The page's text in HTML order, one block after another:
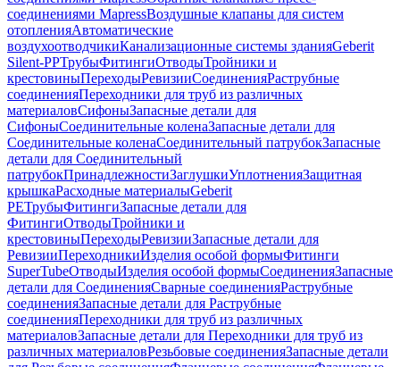
соединениями MapressВоздушные клапаны для систем
отопленияАвтоматические
воздухоотводчикиКанализационные системы зданияGeberit
Silent-PPТрубыФитингиОтводыТройники и
крестовиныПереходыРевизииСоединенияРаструбные
соединенияПереходники для труб из различных
материаловСифоныЗапасные детали для
СифоныСоединительные коленаЗапасные детали для
Соединительные коленаСоединительный патрубокЗапасные
детали для Соединительный
патрубокПринадлежностиЗаглушкиУплотненияЗащитная
крышкаРасходные материалыGeberit
PEТрубыФитингиЗапасные детали для
ФитингиОтводыТройники и
крестовиныПереходыРевизииЗапасные детали для
РевизииПереходникиИзделия особой формыФитинги
SuperTubeОтводыИзделия особой формыСоединенияЗапасные
детали для СоединенияСварные соединенияРаструбные
соединенияЗапасные детали для Раструбные
соединенияПереходники для труб из различных
материаловЗапасные детали для Переходники для труб из
различных материаловРезьбовые соединенияЗапасные детали